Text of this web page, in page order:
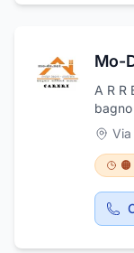
Mo-
A R R
risposta
Via